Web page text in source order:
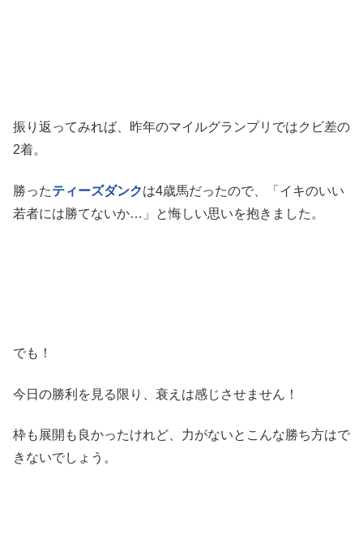
振り返ってみれば、昨年のマイルグランプリではクビ差の
2着。
勝ったティーズダンクは4歳馬だったので、「イキのいい
若者には勝てないか…」と悔しい思いを抱きました。
でも！
今日の勝利を見る限り、衰えは感じさせません！
枠も展開も良かったけれど、力がないとこんな勝ち方はで
きないでしょう。